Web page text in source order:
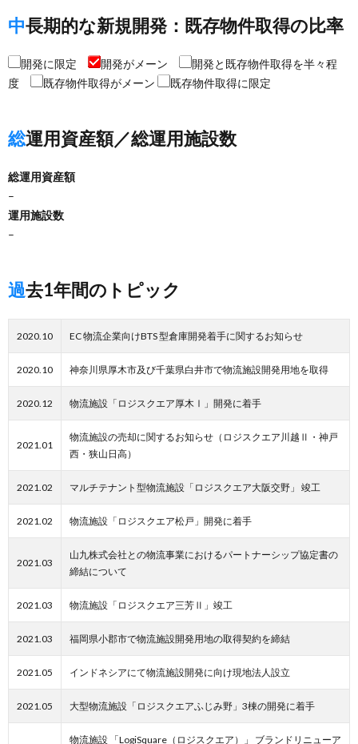
中長期的な新規開発：既存物件取得の比率
開発に限定 開発がメーン
開発と既存物件取得を半々程
度
既存物件取得がメーン 既存物件取得に限定
総運用資産額／総運用施設数
総運用資産額
–
運用施設数
–
過去1年間のトピック
2020.10 EC 物流企業向けBTS 型倉庫開発着手に関するお知らせ
2020.10 神奈川県厚木市及び千葉県白井市で物流施設開発用地を取得
2020.12 物流施設「ロジスクエア厚木Ⅰ」開発に着手
2021.01
物流施設の売却に関するお知らせ（ロジスクエア川越Ⅱ・神戸
西・狭山日高）
2021.02 マルチテナント型物流施設「ロジスクエア大阪交野」 竣工
2021.02 物流施設「ロジスクエア松戸」開発に着手
2021.03
山九株式会社との物流事業におけるパートナーシップ協定書の
締結について
2021.03 物流施設「ロジスクエア三芳Ⅱ」竣工
2021.03 福岡県小郡市で物流施設開発用地の取得契約を締結
2021.05 インドネシアにて物流施設開発に向け現地法人設立
2021.05 大型物流施設「ロジスクエアふじみ野」3棟の開発に着手
物流施設 「LogiSquare（ロジスクエア）」 ブランドリニューア